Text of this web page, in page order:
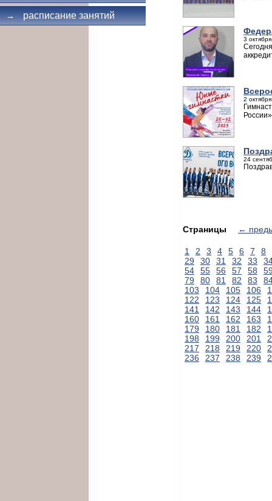
→ расписание занятий
3
2
России»
24
Страницы ←
1 2 3 4 5 6 7
8
29
30 31 32 33
54
55 56 57 58
79
80 81 82 83
103
104 105 106
122
123 124 125
141
142 143 144
160
161 162 163
179
180 181 182
198
199 200 201
217
218 219 220
236
237 238 239